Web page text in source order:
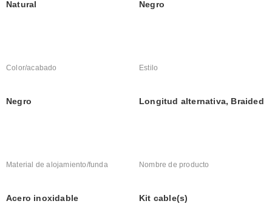
Natural Negro
Color/acabado
Negro
Estilo
Longitud alternativa, Braided
Material de alojamiento/funda
Acero inoxidable
Nombre de producto
Kit cable(s)